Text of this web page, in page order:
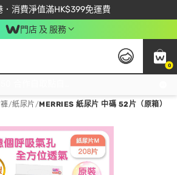
．消費淨值滿HK$399免運費
成為易賞錢會員盡享獨家優惠
單買滿$450 輸入 NEWAPP 即減$50
門店 及 服務
0
/紙尿片/MERRIES 紙尿片 中碼 52片（原箱）